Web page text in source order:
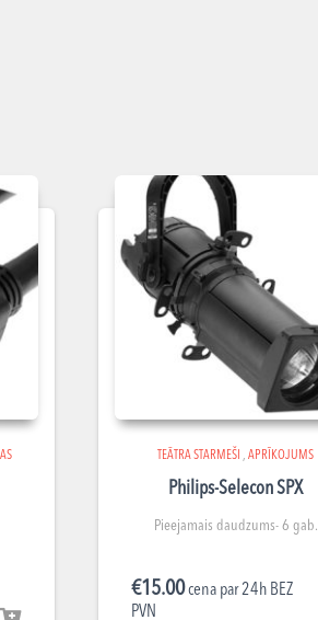
TEĀTRA STARMEŠI ,APRĪKOJUMS
Philips-Selecon SPX
Pieejamais daudzums- 6 gab.
€15.00cena par 24h BEZ
PVN